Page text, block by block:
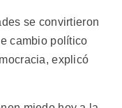
se convirtieron
cambio político
explicó